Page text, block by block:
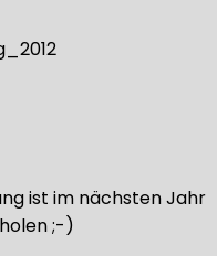
ist im nächsten Jahr
;-)